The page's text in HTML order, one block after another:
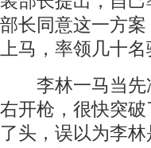
部长同意这一方
上马，率领几十
李林一马当先
右开枪，很快突
了头，误以为李